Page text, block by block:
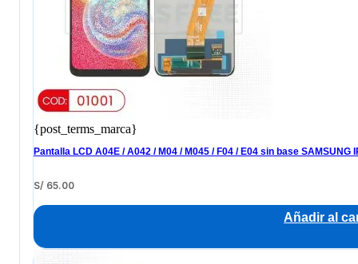
{post_terms_marca}
Pantalla LCD A04E / A042 / M04 / M045 / F04 / E04 sin base SAMSUNG
S/ 65.00
Añadir al